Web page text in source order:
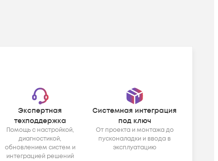
Экспертная
техподдержка
Помощь с настройкой,
диагностикой,
обновлением систем и
интеграцией решений
Системная интеграция
под ключ
От проекта и монтажа до
пусконаладки и ввода в
эксплуатацию